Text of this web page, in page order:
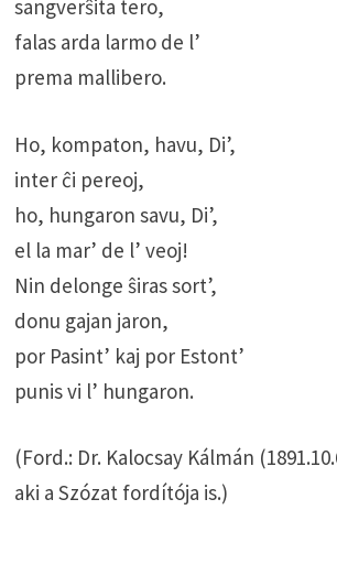
sangverŝita tero,
falas arda larmo de l’
prema mallibero.
Ho, kompaton, havu, Di’,
inter ĉi pereoj,
ho, hungaron savu, Di’,
el la mar’ de l’ veoj!
Nin delonge ŝiras sort’,
donu gajan jaron,
por Pasint’ kaj por Estont’
punis vi l’ hungaron.
(Ford.: Dr. Kalocsay Kálmán
aki a Szózat fordítója is.)